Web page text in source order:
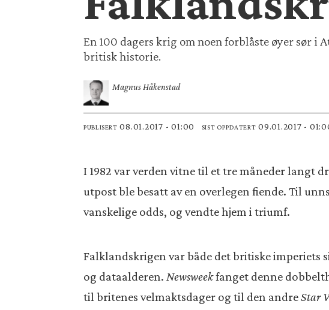
En 100 dagers krig om noen forblåste øyer sør i
britisk historie.
Magnus Håkenstad
PUBLISERT 08.01.2017 - 01:00 SIST OPPDATERT 09.01.2017 -
I 1982 var verden vitne til et tre måneder langt
utpost ble besatt av en overlegen fiende. Til
vanskelige odds, og vendte hjem i triumf.
Falklandskrigen var både det britiske
og dataalderen.Newsweekfanget denne
til britenes velmaktsdager og til den andreStar